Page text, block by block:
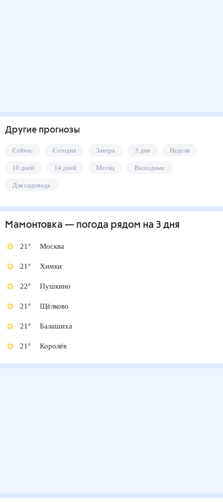
Другие прогнозы
Сейчас Сегодня Завтра 3 дня Неделя
10 дней 14 дней Месяц Выходные
Для садовода
Мамонтовка — погода рядом на 3 дня
21° Москва
21° Химки
22° Пушкино
21° Щёлково
21° Балашиха
21° Королёв